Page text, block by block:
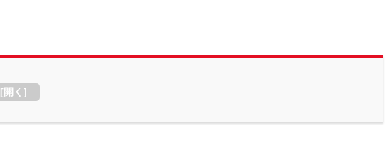
[開く ]